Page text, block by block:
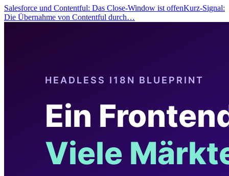
Salesforce und Contentful: Das Close-Window ist offenKurz-Signal:
Die Übernahme von Contentful durch…